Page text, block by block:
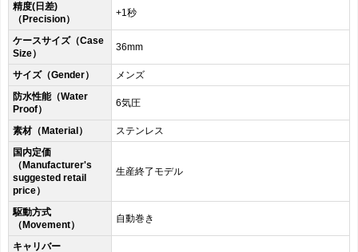
精度(日差)
（Precision）
+1秒
ケースサイズ（Case
Size）
36mm
サイズ（Gender）
メンズ
防水性能（Water
Proof）
6気圧
素材（Material）
ステンレス
国内定価
（Manufacturer's
suggested retail
price）
生産終了モデル
駆動方式
（Movement）
自動巻き
キャリバー